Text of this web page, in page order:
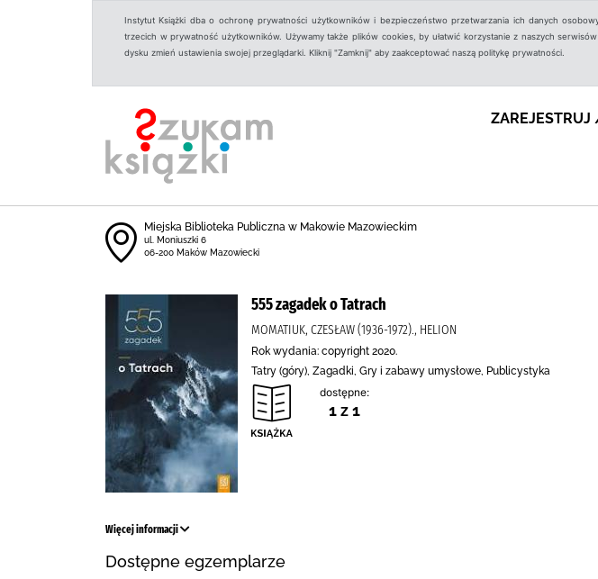
Instytut Książki dba o ochronę prywatności użytkowników i bezpieczeństwo przetwarzania ich danych
trzecich w prywatność użytkowników. Używamy także plików cookies, by ułatwić korzystanie z naszych
dysku zmień ustawienia swojej przeglądarki. Kliknij "Zamknij" aby zaakceptować naszą politykę prywatności.
Miejska Biblioteka Publiczna w Makowie Mazowieckim
ul. Moniuszki 6
06-200 Maków Mazowiecki
555 zagadek o Tatrach
MOMATIUK, CZESŁAW (1936-1972)., HELION
Rok wydania: copyright 2020.
Tatry (góry), Zagadki, Gry i zabawy umysłowe, Publicystyka
dostępne:
1 z 1
Więcej informacji
Dostępne egzemplarze